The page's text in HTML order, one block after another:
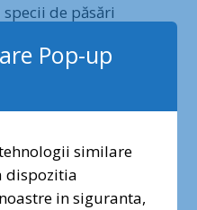
de păsări
polar). Stufărișuri,
în Lacul
pietonal de-a lungul
Pop-up
similare
dispozitia
in siguranta,